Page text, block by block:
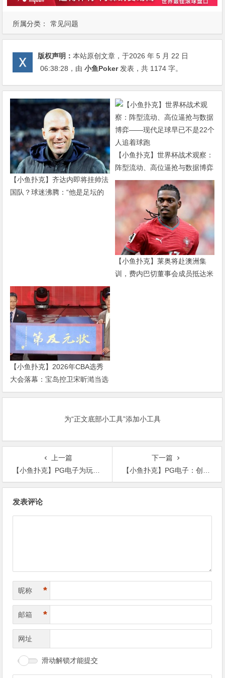
所属分类： 常见问题
版权声明：本站原创文章，于2026 年 5 月 22 日
06:38:28 ，由小鱼Poker发表，共 1174 字。
【小鱼扑克】齐达内即将挂帅法
国队？球迷沸腾：“他是足坛的
【小鱼扑克】世界杯战术观察：
阵型流动、高位逼抢与数据博弈
——现代足球早已不是22个人追
【小鱼扑克】莱奥将赴澳洲集
训，费内巴切董事会成员抵达米
【小鱼扑克】2026年CBA选秀
大会落幕：宝岛控卫宋昕澔当选
状元，18人中选创历史新低
为“正文底部小工具”添加小工具
上一篇
【小鱼扑克】PG电子为玩家提供更多定制化选项，提升游戏体验
下一篇
【小鱼扑克】PG电子：创新玩法与精彩视觉体验的完美融合
发表评论
昵称 *
邮箱 *
网址
滑动解锁才能提交